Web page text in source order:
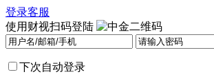
登录客服
使用财视扫码登陆
下次自动登录